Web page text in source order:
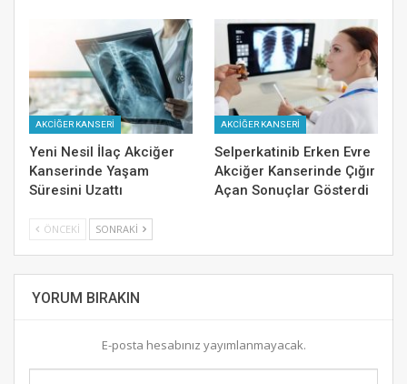
AKCİĞER KANSERİ
Yeni Nesil İlaç Akciğer
Kanserinde Yaşam
Süresini Uzattı
AKCİĞER KANSERİ
Selperkatinib Erken Evre
Akciğer Kanserinde Çığır
Açan Sonuçlar Gösterdi
ÖNCEKI SONRAKI
YORUM BIRAKIN
E-posta hesabınız yayımlanmayacak.